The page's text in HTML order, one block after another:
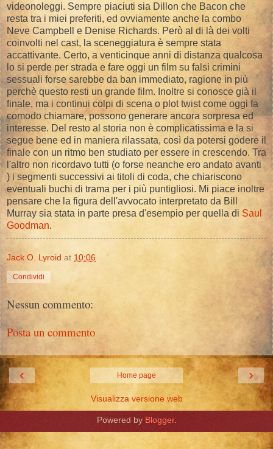
videonoleggi. Sempre piaciuti sia Dillon che Bacon che
resta tra i miei preferiti, ed ovviamente anche la combo
Neve Campbell e Denise Richards. Però al di là dei volti
coinvolti nel cast, la sceneggiatura è sempre stata
accattivante. Certo, a venticinque anni di distanza qualcosa
lo si perde per strada e fare oggi un film su falsi crimini
sessuali forse sarebbe da ban immediato, ragione in più
perchè questo resti un grande film. Inoltre si conosce già il
finale, ma i continui colpi di scena o plot twist come oggi fa
comodo chiamare, possono generare ancora sorpresa ed
interesse. Del resto al storia non è complicatissima e la si
segue bene ed in maniera rilassata, così da potersi godere il
finale con un ritmo ben studiato per essere in crescendo. Tra
l'altro non ricordavo tutti (o forse neanche ero andato avanti
) i segmenti successivi ai titoli di coda, che chiariscono
eventuali buchi di trama per i più puntigliosi. Mi piace inoltre
pensare che la figura dell'avvocato interpretato da Bill
Murray sia stata in parte presa d'esempio per quella di Saul
Goodman.
Jack O. Lyroid at 10:06
Condividi
Nessun commento:
Posta un commento
‹ ›
Home page
Visualizza versione web
Powered by Blogger.